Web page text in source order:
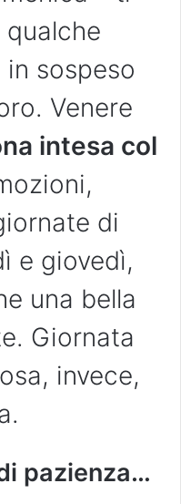
sospeso
Venere
intesa col
di
e giovedì,
una bella
Giornata
invece,
pazienza…